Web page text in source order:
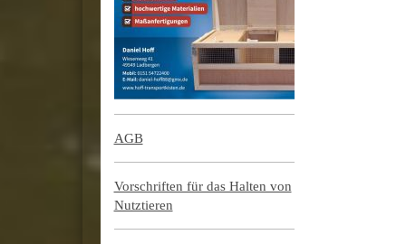
AGB
Vorschriften für das Halten von
Nutztieren